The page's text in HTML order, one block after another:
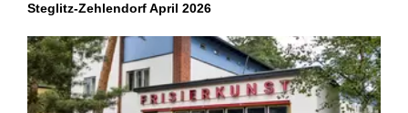
Steglitz-Zehlendorf April 2026